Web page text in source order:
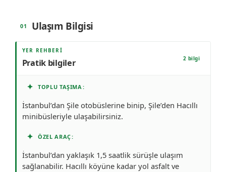
Ulaşım Bilgisi
YER REHBERI
Pratik bilgiler 2 bilgi
✦ TOPLU TAŞIMA
İstanbul’dan Şile otobüslerine binip, Şile’den Hacıllı
minibüsleriyle ulaşabilirsiniz.
✦ ÖZEL ARAÇ
İstanbul’dan yaklaşık 1,5 saatlik sürüşle ulaşım
sağlanabilir. Hacıllı köyüne kadar yol asfalt ve